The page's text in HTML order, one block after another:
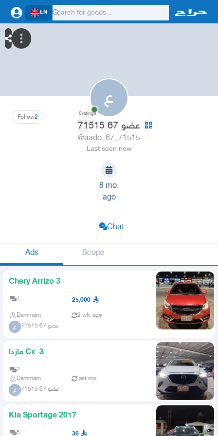
EN
ع
2
Follow 0ratings
عضو 67 71515
@aado_67_71515
Last seen now
8 mo.
ago
Chat
Ads Scope
Chery Arrizo 3
1 25,000
Dammam 2 wk. ago
ع عضو 67 71515
مازدا Cx_3
2
Dammam
last mo.
ع عضو 67 71515
Kia Sportage 2017
5 36